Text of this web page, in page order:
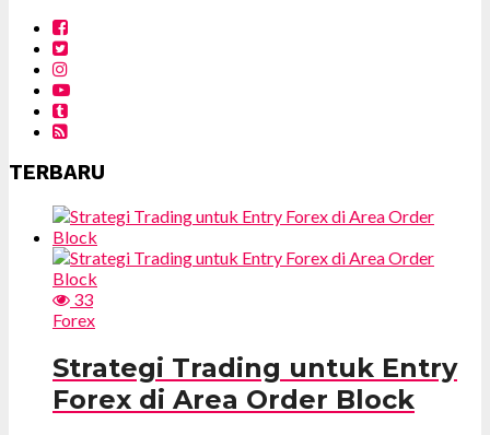
TERBARU
33
Forex
Strategi Trading untuk Entry
Forex di Area Order Block